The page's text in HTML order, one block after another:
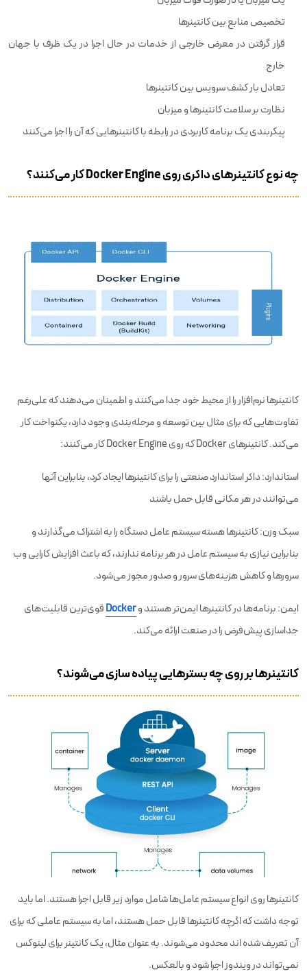
تخصیص منابع بین کانتینرها
قرار گرفتن در معرض خارجی از خدمات در حال اجرا در یک ظرف با جهان
خارج
تعادل بار کشف سرویس بین کانتینرها
نظارت بر سلامت کانتینرها و میزبان
پیکربندی یک برنامه کاربردی در رابطه با کانتینرهایی که آن را اجرا می‌کنند
چه نوع کانتینرهای داکری روی Docker Engine کار می‌کنند؟
کانتینرها نرم‌افزار را از محیط خود جدا می‌کنند و اطمینان می‌دهند که علی‌رغم
تفاوت‌هایی که برای مثال بین توسعه و مرحله‌بندی وجود دارد، یکنواخت کار
می‌کند. کانتینرهای Docker که روی Docker Engine کار می‌کنند:
استاندارد: داکر استاندارد صنعتی را برای کانتینرها ایجاد کرد، بنابراین آنها
می‌توانند در هر مکانی قابل حمل باشند
سبک وزن: کانتینرها هسته سیستم عامل دستگاه را به اشتراک می‌گذارند و
بنابراین نیازی به سیستم عامل در هر برنامه ندارند، که باعث افزایش کارایی وب
سرورها و کاهش هزینه‌های سرور و صدور مجوز می‌شود.
ایمن: برنامه‌ها در کانتینرها ایمن‌تر هستند وDockerقوی‌ترین قابلیت‌های
جداسازی پیش‌فرض را در صنعت ارائه می‌کند.
کانتینرها بر روی چه بسترهایی پیاده سازی می‌شوند؟
کانتینرها روی انواع سیستم عامل‌ها شامل موارد زیر قابل اجرا هستند. اما باید
توجه داشت که اگرچه کانتینرها قابل حمل هستند، اما به سیستم عاملی که برای
آن تعریف شده اند محدود می‌شوند. به عنوان مثال، یک کانتینر برای لینوکس
نمی‌تواند در ویندوز اجرا شود و بالعکس.